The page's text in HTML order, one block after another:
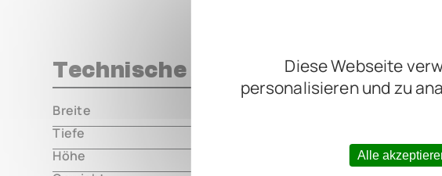
Diese Webseite
personalisieren und zu
Alle
Technische Daten
Breite
Tiefe
Höhe